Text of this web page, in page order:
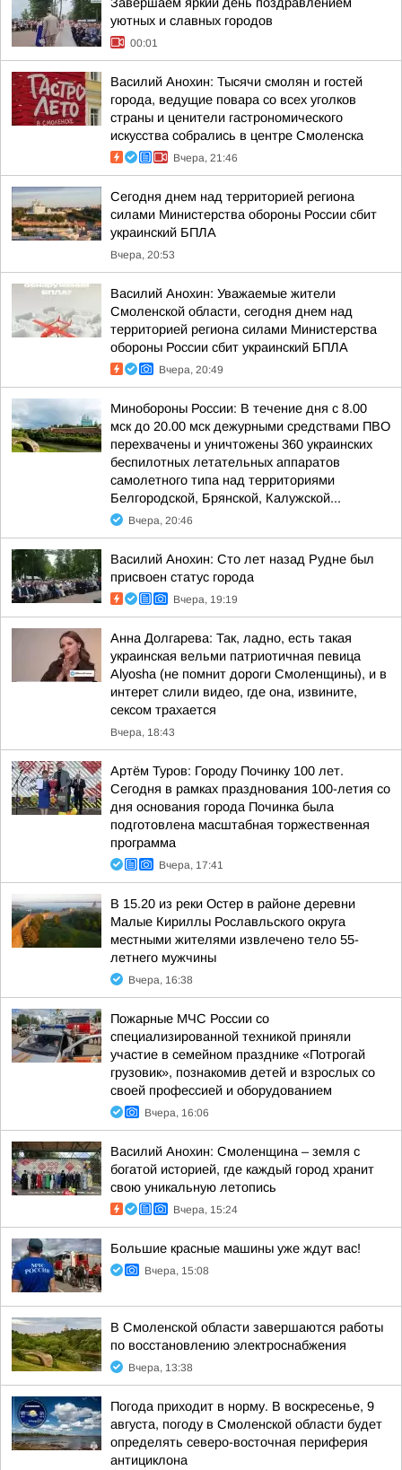
уютных и славных городов
00:01
Василий Анохин: Тысячи смолян и гостей
города, ведущие повара со всех уголков
страны и ценители гастрономического
искусства собрались в центре Смоленска
Вчера, 21:46
Сегодня днем над территорией региона
силами Министерства обороны России сбит
украинский БПЛА
Вчера, 20:53
Василий Анохин: Уважаемые жители
Смоленской области, сегодня днем над
территорией региона силами Министерства
обороны России сбит украинский БПЛА
Вчера, 20:49
Минобороны России: В течение дня с 8.00
мск до 20.00 мск дежурными средствами ПВО
перехвачены и уничтожены 360 украинских
беспилотных летательных аппаратов
самолетного типа над территориями
Белгородской, Брянской, Калужской...
Вчера, 20:46
Василий Анохин: Сто лет назад Рудне был
присвоен статус города
Вчера, 19:19
Анна Долгарева: Так, ладно, есть такая
украинская вельми патриотичная певица
Alyosha (не помнит дороги Смоленщины), и в
интерет слили видео, где она, извините,
сексом трахается
Вчера, 18:43
Артём Туров: Городу Починку 100 лет.
Сегодня в рамках празднования 100-летия со
дня основания города Починка была
подготовлена масштабная торжественная
программа
Вчера, 17:41
В 15.20 из реки Остер в районе деревни
Малые Кириллы Рославльского округа
местными жителями извлечено тело 55-
летнего мужчины
Вчера, 16:38
Пожарные МЧС России со
специализированной техникой приняли
участие в семейном празднике «Потрогай
грузовик», познакомив детей и взрослых со
своей профессией и оборудованием
Вчера, 16:06
Василий Анохин: Смоленщина – земля с
богатой историей, где каждый город хранит
свою уникальную летопись
Вчера, 15:24
Большие красные машины уже ждут вас!
Вчера, 15:08
В Смоленской области завершаются работы
по восстановлению электроснабжения
Вчера, 13:38
Погода приходит в норму. В воскресенье, 9
августа, погоду в Смоленской области будет
определять северо-восточная периферия
антициклона